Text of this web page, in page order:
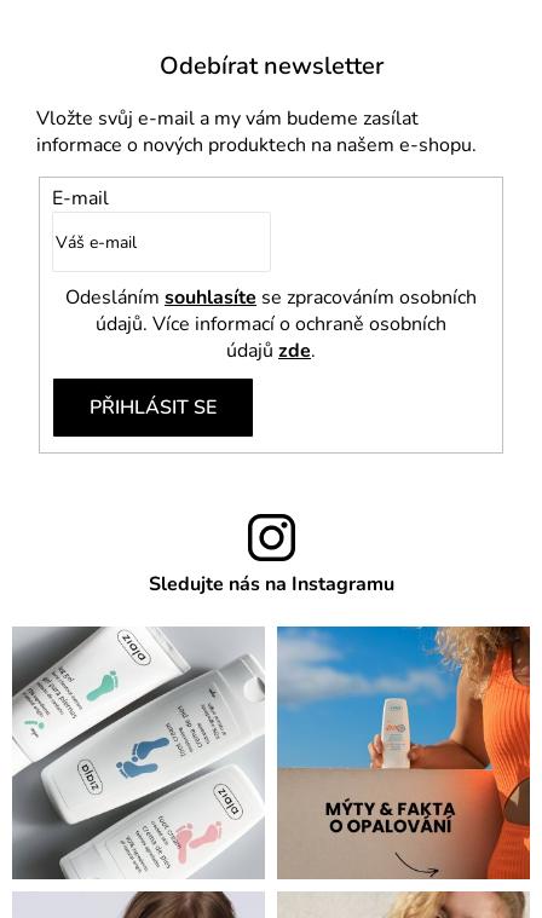
Odebírat newsletter
Vložte svůj e-mail a my vám budeme zasílat
informace o nových produktech na našem e-shopu.
E-mail
Odesláním souhlasíte se zpracováním osobních
údajů. Více informací o ochraně osobních
údajů zde.
PŘIHLÁSIT SE
Sledujte nás na Instagramu